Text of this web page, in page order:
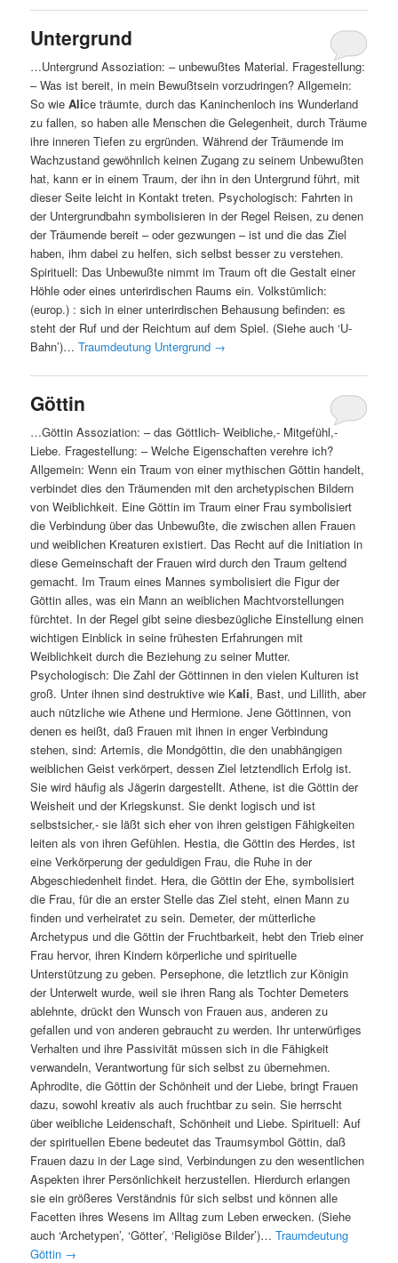
Untergrund
…Untergrund Assoziation: – unbewußtes Material. Fragestellung:
– Was ist bereit, in mein Bewußtsein vorzudringen? Allgemein:
So wieAlice träumte, durch das Kaninchenloch ins Wunderland
zu fallen, so haben alle Menschen die Gelegenheit, durch Träume
ihre inneren Tiefen zu ergründen. Während der Träumende im
Wachzustand gewöhnlich keinen Zugang zu seinem Unbewußten
hat, kann er in einem Traum, der ihn in den Untergrund führt, mit
dieser Seite leicht in Kontakt treten. Psychologisch: Fahrten in
der Untergrundbahn symbolisieren in der Regel Reisen, zu denen
der Träumende bereit – oder gezwungen – ist und die das Ziel
haben, ihm dabei zu helfen, sich selbst besser zu verstehen.
Spirituell: Das Unbewußte nimmt im Traum oft die Gestalt einer
Höhle oder eines unterirdischen Raums ein. Volkstümlich:
(europ.) : sich in einer unterirdischen Behausung befinden: es
steht der Ruf und der Reichtum auf dem Spiel. (Siehe auch ‘U-
Bahn’)…Traumdeutung Untergrund →
Göttin
…Göttin Assoziation: – das Göttlich- Weibliche,- Mitgefühl,-
Liebe. Fragestellung: – Welche Eigenschaften verehre ich?
Allgemein: Wenn ein Traum von einer mythischen Göttin handelt,
verbindet dies den Träumenden mit den archetypischen Bildern
von Weiblichkeit. Eine Göttin im Traum einer Frau symbolisiert
die Verbindung über das Unbewußte, die zwischen allen Frauen
und weiblichen Kreaturen existiert. Das Recht auf die Initiation in
diese Gemeinschaft der Frauen wird durch den Traum geltend
gemacht. Im Traum eines Mannes symbolisiert die Figur der
Göttin alles, was ein Mann an weiblichen Machtvorstellungen
fürchtet. In der Regel gibt seine diesbezügliche Einstellung einen
wichtigen Einblick in seine frühesten Erfahrungen mit
Weiblichkeit durch die Beziehung zu seiner Mutter.
Psychologisch: Die Zahl der Göttinnen in den vielen Kulturen ist
groß. Unter ihnen sind destruktive wie Kali, Bast, und Lillith, aber
auch nützliche wie Athene und Hermione. Jene Göttinnen, von
denen es heißt, daß Frauen mit ihnen in enger Verbindung
stehen, sind: Artemis, die Mondgöttin, die den unabhängigen
weiblichen Geist verkörpert, dessen Ziel letztendlich Erfolg ist.
Sie wird häufig als Jägerin dargestellt. Athene, ist die Göttin der
Weisheit und der Kriegskunst. Sie denkt logisch und ist
selbstsicher,- sie läßt sich eher von ihren geistigen Fähigkeiten
leiten als von ihren Gefühlen. Hestia, die Göttin des Herdes, ist
eine Verkörperung der geduldigen Frau, die Ruhe in der
Abgeschiedenheit findet. Hera, die Göttin der Ehe, symbolisiert
die Frau, für die an erster Stelle das Ziel steht, einen Mann zu
finden und verheiratet zu sein. Demeter, der mütterliche
Archetypus und die Göttin der Fruchtbarkeit, hebt den Trieb einer
Frau hervor, ihren Kindern körperliche und spirituelle
Unterstützung zu geben. Persephone, die letztlich zur Königin
der Unterwelt wurde, weil sie ihren Rang als Tochter Demeters
ablehnte, drückt den Wunsch von Frauen aus, anderen zu
gefallen und von anderen gebraucht zu werden. Ihr unterwürfiges
Verhalten und ihre Passivität müssen sich in die Fähigkeit
verwandeln, Verantwortung für sich selbst zu übernehmen.
Aphrodite, die Göttin der Schönheit und der Liebe, bringt Frauen
dazu, sowohl kreativ als auch fruchtbar zu sein. Sie herrscht
über weibliche Leidenschaft, Schönheit und Liebe. Spirituell: Auf
der spirituellen Ebene bedeutet das Traumsymbol Göttin, daß
Frauen dazu in der Lage sind, Verbindungen zu den wesentlichen
Aspekten ihrer Persönlichkeit herzustellen. Hierdurch erlangen
sie ein größeres Verständnis für sich selbst und können alle
Facetten ihres Wesens im Alltag zum Leben erwecken. (Siehe
auch ‘Archetypen’, ‘Götter’, ‘Religiöse Bilder’)…Traumdeutung
Göttin →